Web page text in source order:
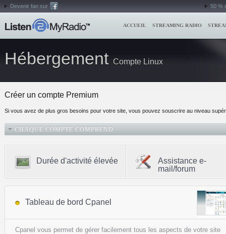
Devenir fan sur 50 %
ACCUEIL STREAMING RADIO
Hébergement Compte Linux
Créer un compte Premium
Si vous avez de plus gros besoins pour votre site, vous pouvez souscrire au niveau
CHAQUE COMPTE COMPREND
Durée d'activité élevée
Assistance e-
mail/forum
Tableau de bord Cpanel
Cpanel vous permet de gérer facilement tous les aspects de votre site